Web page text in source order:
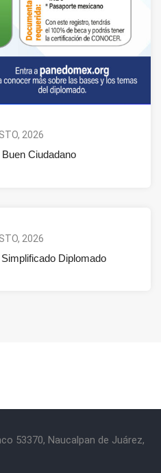
2026
Ciudadano
2026
Diplomado
53370, Naucalpan de Juárez,